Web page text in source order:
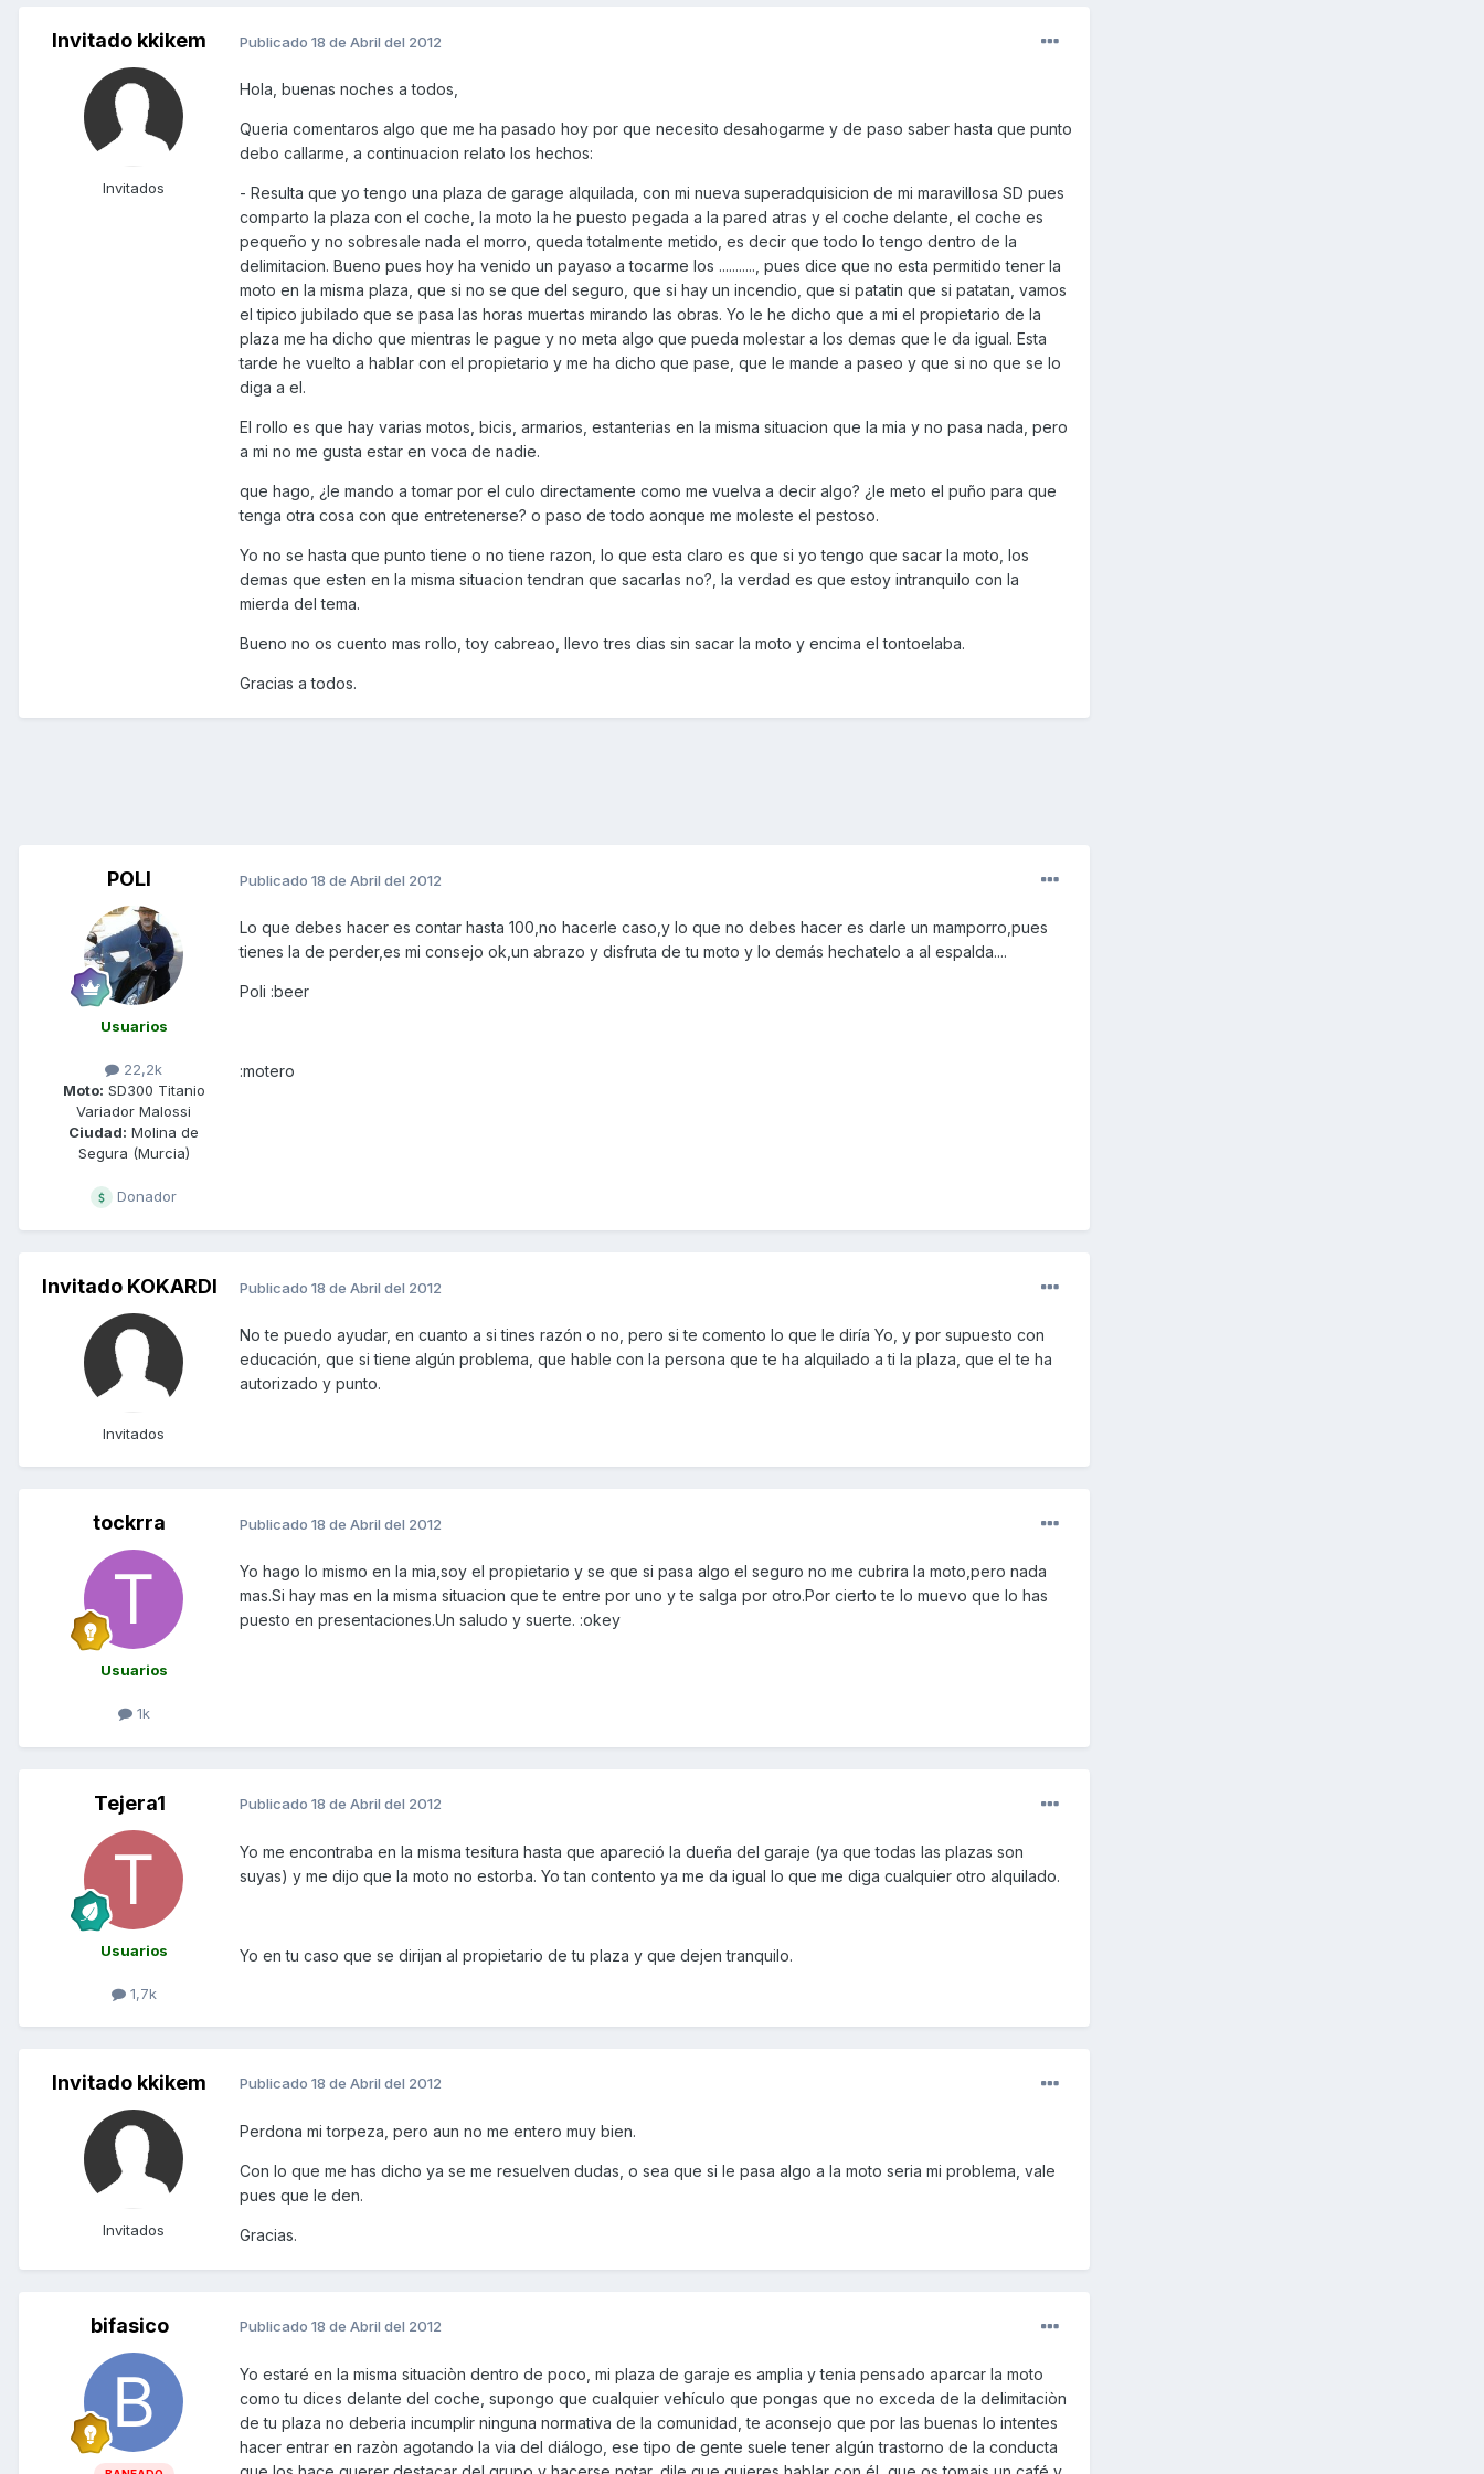
Invitado kkikem
Invitados
Publicado 18 de Abril del 2012
Hola, buenas noches a todos,
Queria comentaros algo que me ha pasado hoy por que necesito desahogarme y de paso saber hasta que punto
debo callarme, a continuacion relato los hechos:
- Resulta que yo tengo una plaza de garage alquilada, con mi nueva superadquisicion de mi maravillosa SD pues
comparto la plaza con el coche, la moto la he puesto pegada a la pared atras y el coche delante, el coche es
pequeño y no sobresale nada el morro, queda totalmente metido, es decir que todo lo tengo dentro de la
delimitacion. Bueno pues hoy ha venido un payaso a tocarme los ..........., pues dice que no esta permitido tener la
moto en la misma plaza, que si no se que del seguro, que si hay un incendio, que si patatin que si patatan, vamos
el tipico jubilado que se pasa las horas muertas mirando las obras. Yo le he dicho que a mi el propietario de la
plaza me ha dicho que mientras le pague y no meta algo que pueda molestar a los demas que le da igual. Esta
tarde he vuelto a hablar con el propietario y me ha dicho que pase, que le mande a paseo y que si no que se lo
diga a el.
El rollo es que hay varias motos, bicis, armarios, estanterias en la misma situacion que la mia y no pasa nada, pero
a mi no me gusta estar en voca de nadie.
que hago, ¿le mando a tomar por el culo directamente como me vuelva a decir algo? ¿le meto el puño para que
tenga otra cosa con que entretenerse? o paso de todo aonque me moleste el pestoso.
Yo no se hasta que punto tiene o no tiene razon, lo que esta claro es que si yo tengo que sacar la moto, los
demas que esten en la misma situacion tendran que sacarlas no?, la verdad es que estoy intranquilo con la
mierda del tema.
Bueno no os cuento mas rollo, toy cabreao, llevo tres dias sin sacar la moto y encima el tontoelaba.
Gracias a todos.
POLI
Usuarios
22,2k
Moto: SD300 Titanio
Variador Malossi
Ciudad: Molina de
Segura (Murcia)
Donador
Publicado 18 de Abril del 2012
Lo que debes hacer es contar hasta 100,no hacerle caso,y lo que no debes hacer es darle un mamporro,pues
tienes la de perder,es mi consejo ok,un abrazo y disfruta de tu moto y lo demás hechatelo a al espalda....
Poli :beer
:motero
Invitado KOKARDI
Invitados
Publicado 18 de Abril del 2012
No te puedo ayudar, en cuanto a si tines razón o no, pero si te comento lo que le diría Yo, y por supuesto con
educación, que si tiene algún problema, que hable con la persona que te ha alquilado a ti la plaza, que el te ha
autorizado y punto.
tockrra
Usuarios
1k
Publicado 18 de Abril del 2012
Yo hago lo mismo en la mia,soy el propietario y se que si pasa algo el seguro no me cubrira la moto,pero nada
mas.Si hay mas en la misma situacion que te entre por uno y te salga por otro.Por cierto te lo muevo que lo has
puesto en presentaciones.Un saludo y suerte. :okey
Tejera1
Usuarios
1,7k
Publicado 18 de Abril del 2012
Yo me encontraba en la misma tesitura hasta que apareció la dueña del garaje (ya que todas las plazas son
suyas) y me dijo que la moto no estorba. Yo tan contento ya me da igual lo que me diga cualquier otro alquilado.
Yo en tu caso que se dirijan al propietario de tu plaza y que dejen tranquilo.
Invitado kkikem
Invitados
Publicado 18 de Abril del 2012
Perdona mi torpeza, pero aun no me entero muy bien.
Con lo que me has dicho ya se me resuelven dudas, o sea que si le pasa algo a la moto seria mi problema, vale
pues que le den.
Gracias.
bifasico Publicado 18 de Abril del 2012
Yo estaré en la misma situaciòn dentro de poco, mi plaza de garaje es amplia y tenia pensado aparcar la moto
como tu dices delante del coche, supongo que cualquier vehículo que pongas que no exceda de la delimitaciòn
de tu plaza no deberia incumplir ninguna normativa de la comunidad, te aconsejo que por las buenas lo intentes
hacer entrar en razòn agotando la via del diálogo, ese tipo de gente suele tener algún trastorno de la conducta